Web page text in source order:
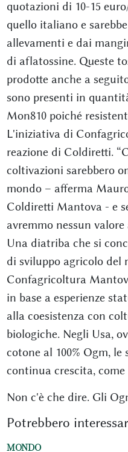
quotazioni di 10-15
quello italiano e
allevamenti e dai
di aflatossine. Queste
prodotte anche a
sono presenti in
Mon810 poiché
L'iniziativa di
reazione di Coldiretti.
coltivazioni sarebbero
mondo – afferma
Coldiretti Mantova - e
avremmo nessun valore
Una diatriba che si
di sviluppo agricolo del
Confagricoltura
in base a esperienze
alla coesistenza con
biologiche. Negli Usa,
cotone al 100% Ogm,
continua crescita,
Non c'è che dire. Gli
Potrebbero
MONDO